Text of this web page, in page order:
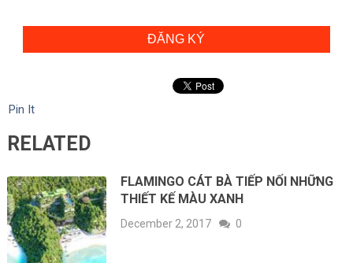
ĐĂNG KÝ
Pin It
RELATED
FLAMINGO CÁT BÀ TIẾP NỐI NHỮNG
THIẾT KẾ MÀU XANH
December 2, 2017 0